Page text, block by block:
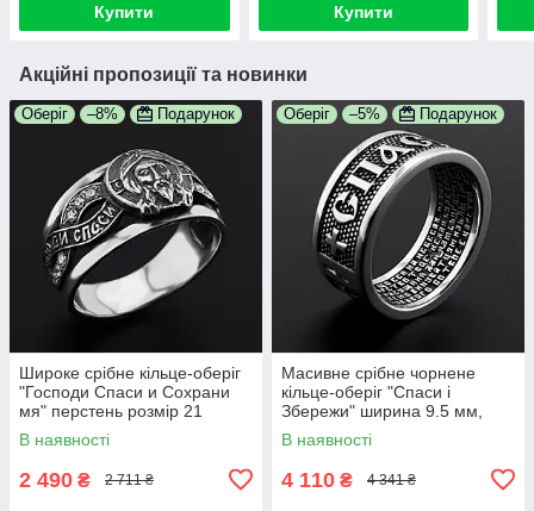
Купити Купити
Акційні пропозиції та новинки
Оберіг –8% Подарунок
Широке срібне кільце-оберіг
"Господи Спаси и Сохрани
мя" перстень розмір 21
В наявності
2 490 ₴ 2 711 ₴
Оберіг –5% Подарунок
Масивне срібне чорнене
кільце-оберіг "Спаси і
Збережи" ширина 9.5 мм,
розмір 21
В наявності
4 110 ₴ 4 341 ₴